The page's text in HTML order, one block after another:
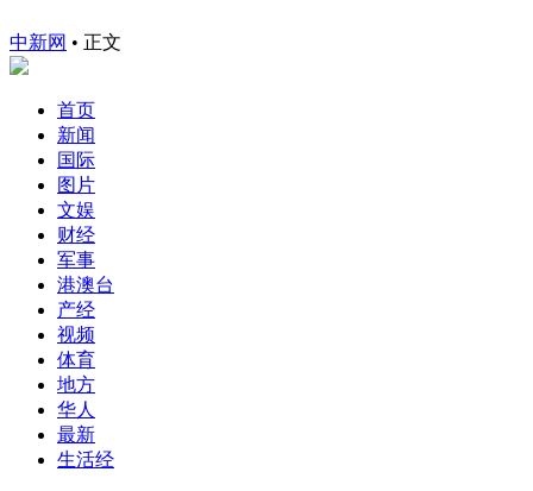
中新网 • 正文
首页
新闻
国际
图片
文娱
财经
军事
港澳台
产经
视频
体育
地方
华人
最新
生活经